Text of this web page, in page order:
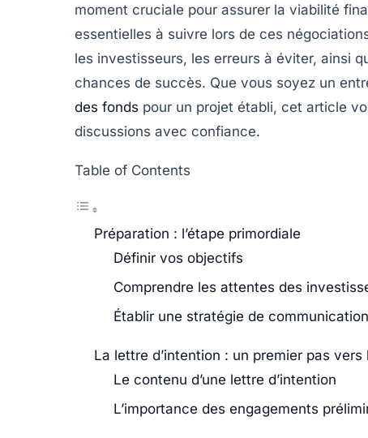
moment cruciale pour assurer la viabilité
essentielles à suivre lors de ces
les investisseurs, les erreurs à éviter, ainsi
chances de succès. Que vous soyez un
des fonds pour un projet établi, cet article
discussions avec confiance.
Table of Contents
Préparation : l’étape primordiale
Définir vos objectifs
Comprendre les attentes des
Établir une stratégie de communication
La lettre d’intention : un premier pas vers
Le contenu d’une lettre d’intention
L’importance des engagements